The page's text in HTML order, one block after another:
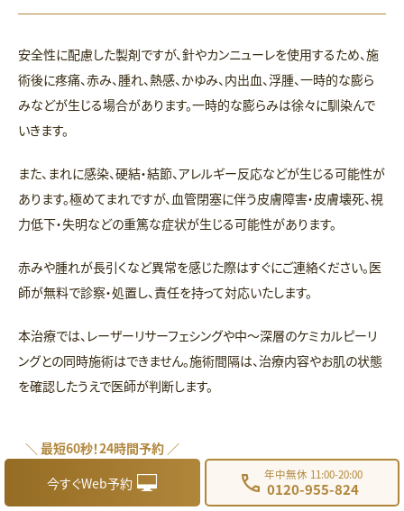
安全性に配慮した製剤ですが、針やカンニューレを使用するため、施
術後に疼痛、赤み、腫れ、熱感、かゆみ、内出血、浮腫、一時的な膨ら
みなどが生じる場合があります。一時的な膨らみは徐々に馴染んで
いきます。
また、まれに感染、硬結・結節、アレルギー反応などが生じる可能性が
あります。極めてまれですが、血管閉塞に伴う皮膚障害・皮膚壊死、視
力低下・失明などの重篤な症状が生じる可能性があります。
赤みや腫れが長引くなど異常を感じた際はすぐにご連絡ください。医
師が無料で診察・処置し、責任を持って対応いたします。
本治療では、レーザーリサーフェシングや中〜深層のケミカルピーリ
ングとの同時施術はできません。施術間隔は、治療内容やお肌の状態
を確認したうえで医師が判断します。
プロファイロ ストラクチュラを受けられない方
＼ 最短60秒！24時間予約 ／
今すぐWeb予約
年中無休 11:00-20:00
0120-955-824